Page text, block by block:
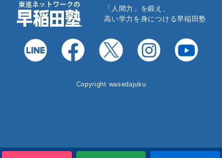
「人間力」を鍛え、
高い学力を身につける早稲田塾
Copyright wasedajuku